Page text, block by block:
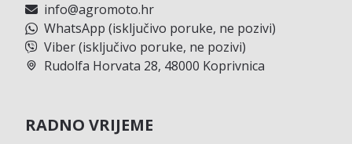
info@agromoto.hr
WhatsApp (isključivo poruke, ne pozivi)
Viber (isključivo poruke, ne pozivi)
Rudolfa Horvata 28, 48000 Koprivnica
RADNO VRIJEME